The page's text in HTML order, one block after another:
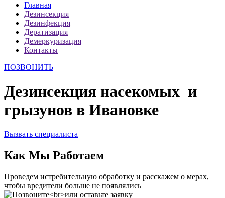
Главная
Дезинсекция
Дезинфекция
Дератизация
Демеркуризация
Контакты
ПОЗВОНИТЬ
Дезинсекция насекомых и
грызунов в Ивановке
Вызвать специалиста
Как Мы Работаем
Проведем истребительную обработку и расскажем о мерах,
чтобы вредители больше не появлялись